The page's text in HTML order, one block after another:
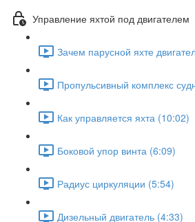
Управление яхтой под двигателем
Зачем парусной яхте
Пропульсивный комплекс
Как управляется яхта (10:02)
Боковой упор винта (6:09)
Радиус циркуляции (5:54)
Дизельный двигатель (4:33)